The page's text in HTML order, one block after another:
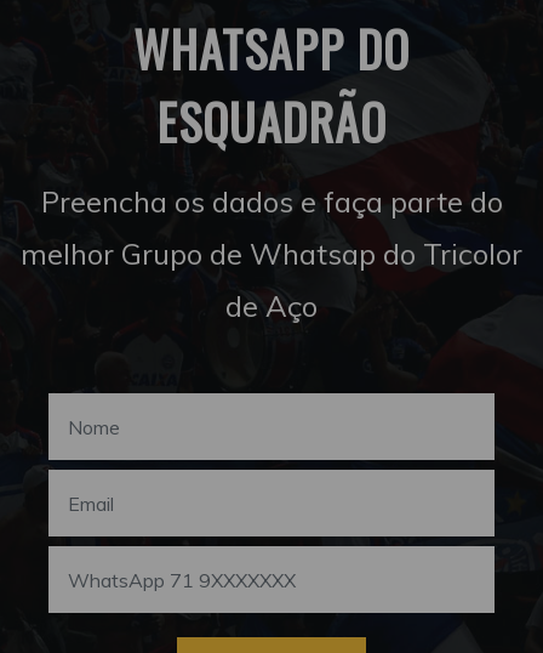
WHATSAPP DO
ESQUADRÃO
Preencha os dados e faça parte do
melhor Grupo de Whatsap do Tricolor
de Aço